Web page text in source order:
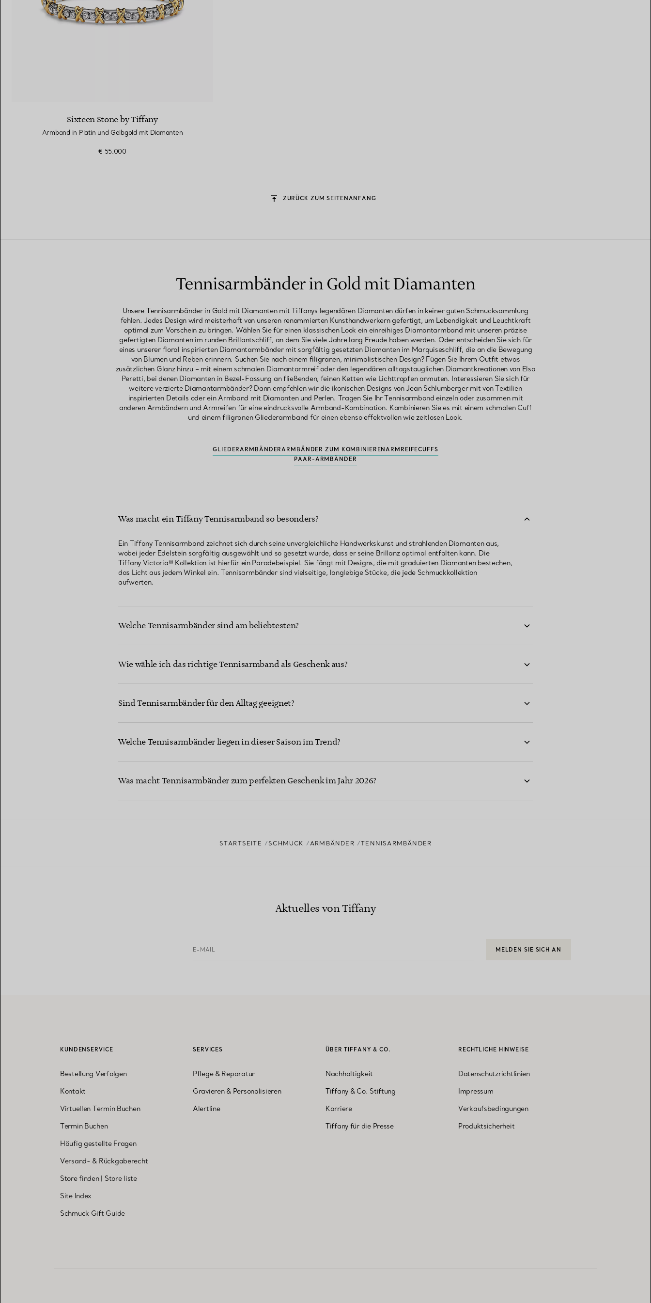
Sixteen Stone by Tiffany
Armband in Platin und Gelbgold mit Diamanten
€ 55.000
ZURÜCK ZUM SEITENANFANG
Tennisarmbänder in Gold mit Diamanten
Unsere Tennisarmbänder in Gold mit Diamanten mit Tiffanys legendären Diamanten dürfen in keiner guten Schmucksammlung
fehlen. Jedes Design wird meisterhaft von unseren renommierten Kunsthandwerkern gefertigt, um Lebendigkeit und Leuchtkraft
optimal zum Vorschein zu bringen. Wählen Sie für einen klassischen Look ein einreihiges Diamantarmband mit unseren präzise
gefertigten Diamanten im runden Brillantschliff, an dem Sie viele Jahre lang Freude haben werden. Oder entscheiden Sie sich für
eines unserer floral inspirierten Diamantarmbänder mit sorgfältig gesetzten Diamanten im Marquiseschliff, die an die Bewegung
von Blumen und Reben erinnern. Suchen Sie nach einem filigranen, minimalistischen Design? Fügen Sie Ihrem Outfit etwas
zusätzlichen Glanz hinzu – mit einem schmalen Diamantarmreif oder den legendären alltagstauglichen Diamantkreationen von Elsa
Peretti, bei denen Diamanten in Bezel-Fassung an fließenden, feinen Ketten wie Lichttropfen anmuten. Interessieren Sie sich für
weitere verzierte Diamantarmbänder? Dann empfehlen wir die ikonischen Designs von Jean Schlumberger mit von Textilien
inspirierten Details oder ein Armband mit Diamanten und Perlen. Tragen Sie Ihr Tennisarmband einzeln oder zusammen mit
anderen Armbändern und Armreifen für eine eindrucksvolle Armband-Kombination. Kombinieren Sie es mit einem schmalen Cuff
und einem filigranen Gliederarmband für einen ebenso effektvollen wie zeitlosen Look.
GLIEDERARMBÄNDERARMBÄNDER ZUM KOMBINIERENARMREIFECUFFS
PAAR-ARMBÄNDER
Was macht ein Tiffany Tennisarmband so besonders?
Ein Tiffany Tennisarmband zeichnet sich durch seine unvergleichliche Handwerkskunst und strahlenden Diamanten aus,
wobei jeder Edelstein sorgfältig ausgewählt und so gesetzt wurde, dass er seine Brillanz optimal entfalten kann. Die
Tiffany Victoria® Kollektion ist hierfür ein Paradebeispiel. Sie fängt mit Designs, die mit graduierten Diamanten bestechen,
das Licht aus jedem Winkel ein. Tennisarmbänder sind vielseitige, langlebige Stücke, die jede Schmuckkollektion
aufwerten.
Welche Tennisarmbänder sind am beliebtesten?
Wie wähle ich das richtige Tennisarmband als Geschenk aus?
Sind Tennisarmbänder für den Alltag geeignet?
Welche Tennisarmbänder liegen in dieser Saison im Trend?
Was macht Tennisarmbänder zum perfekten Geschenk im Jahr 2026?
STARTSEITE SCHMUCK ARMBÄNDER TENNISARMBÄNDER
Aktuelles von Tiffany
E-MAIL MELDEN SIE SICH AN
KUNDENSERVICE
Bestellung Verfolgen
Kontakt
Virtuellen Termin Buchen
Termin Buchen
Häufig gestellte Fragen
Versand- & Rückgaberecht
Store finden| Store liste
Site Index
Schmuck Gift Guide
SERVICES
Pflege & Reparatur
Gravieren & Personalisieren
Alertline
ÜBER TIFFANY & CO.
Nachhaltigkeit
Tiffany & Co. Stiftung
Karriere
Tiffany für die Presse
RECHTLICHE HINWEISE
Datenschutzrichtlinien
Impressum
Verkaufsbedingungen
Produktsicherheit